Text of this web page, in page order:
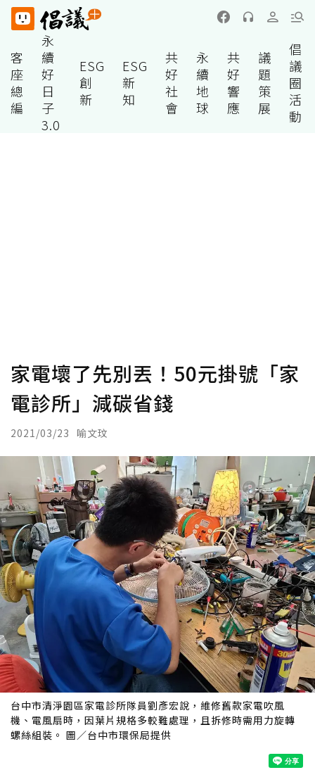
客
座
總
編
永
續
好
日
子
3.0
ESG
創
新
ESG
新
知
共
好
社
會
永
續
地
球
共
好
響
應
議
題
策
展
倡
議
圈
活
動
家電壞了先別丟！50元掛號「家
電診所」減碳省錢
2021/03/23 喻文玟
台中市清淨園區家電診所隊員劉彥宏說，維修舊款家電吹風
機、電風扇時，因葉片規格多較難處理，且拆修時需用力旋轉
螺絲組裝。 圖／台中市環保局提供